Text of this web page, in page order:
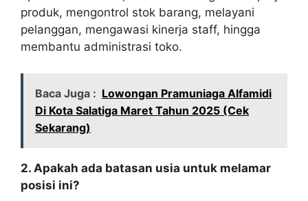
produk, mengontrol stok barang, melayani
pelanggan, mengawasi kinerja staff, hingga
membantu administrasi toko.
Baca Juga : Lowongan Pramuniaga Alfamidi
Di Kota Salatiga Maret Tahun 2025 (Cek
Sekarang)
2. Apakah ada batasan usia untuk melamar
posisi ini?